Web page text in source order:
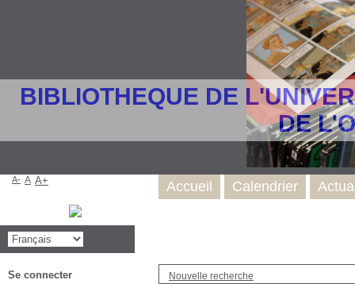
BIBLIOTHEQUE DE
DE
Nouvelle recherche
Accueil Calendrier
A- A A+
Se connecter